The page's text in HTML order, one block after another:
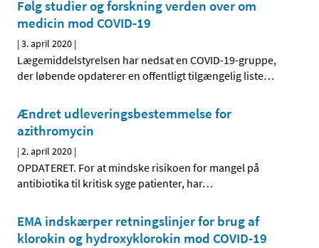
Følg studier og forskning verden over om
medicin mod COVID-19
|3. april 2020 |
Lægemiddelstyrelsen har nedsat en COVID-19-gruppe,
der løbende opdaterer en offentligt tilgængelig liste…
Ændret udleveringsbestemmelse for
azithromycin
|2. april 2020 |
OPDATERET. For at mindske risikoen for mangel på
antibiotika til kritisk syge patienter, har…
EMA indskærper retningslinjer for brug af
klorokin og hydroxyklorokin mod COVID-19